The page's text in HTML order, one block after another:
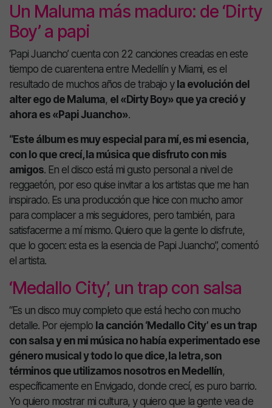
Un Maluma más maduro: de ‘Dirty
Boy’ a papi
‘Papi Juancho’ cuenta con 22 canciones creadas en este
tiempo de cuarentena entre Medellín y Miami, es el
resultado de muchos años de trabajo y la evolución del
alter ego de Maluma, el «Dirty Boy» que ya creció y
ahora es «Papi Juancho».
“Este álbum es muy especial para mí, es mi esencia,
con lo que crecí, la música que disfruto con mis
amigos. En el disco está mi gusto personal a nivel de
reggaetón, por eso quise invitar a los artistas que me han
inspirado. Es una producción que hice con mucho amor
para complacer a mis seguidores, pero también, para
satisfacerme a mí mismo. Quiero que la gente lo disfrute,
que lo gocen: esta es la esencia de Papi Juancho”, comentó
el artista.
‘Medallo City’, un trap con salsa
“Es un disco muy completo que está hecho con mucho
detalle. Por ejemplo la canción ‘Medallo City’ es un trap
con salsa y en mi música no había experimentado ese
género musical y todo lo que dice, la letra, son
términos que utilizamos nosotros en Medellín,
específicamente en Envigado, donde crecí, es puro barrio.
Yo quiero mostrar mi cultura, y quiero que la gente vea de